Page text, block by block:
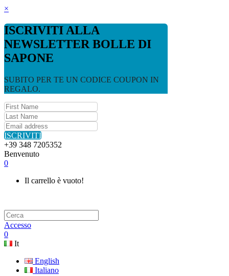
×
ISCRIVITI ALLA
NEWSLETTER BOLLE DI
SAPONE
SUBITO PER TE UN CODICE COUPON IN
REGALO.
ISCRIVITI
+39 348 7205352
Benvenuto
0
Il carrello è vuoto!
Accesso
0
It
English
Italiano